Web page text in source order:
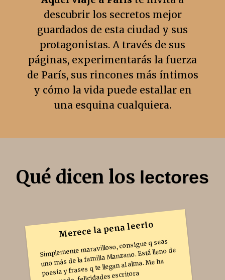
descubrir los secretos mejor
guardados de esta ciudad y sus
protagonistas. A través de sus
páginas, experimentarás la fuerza
de París, sus rincones más íntimos
y cómo la vida puede estallar en
una esquina cualquiera.
Qué dicen los lectores
Merece la pena leerlo
Simplemente maravilloso, consigue q seas
uno más de la familia Manzano. Está lleno de
poesia y frases q te llegan al alma. Me ha